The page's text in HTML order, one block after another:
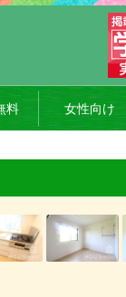
料 女性向け